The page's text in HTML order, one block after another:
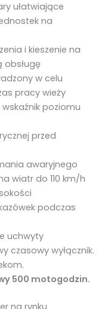
ułatwiające
na
i kieszenie na
obsługę
w celu
pracy wieży
poziomu
przed
awaryjnego
wiatr do 110 km/h
podczas
uchwyty
czasowy wyłącznik.
500 motogodzin.